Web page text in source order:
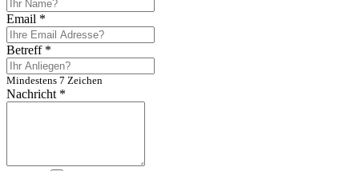
Email *
Betreff *
Mindestens 7 Zeichen
Nachricht *